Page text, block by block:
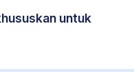
untuk